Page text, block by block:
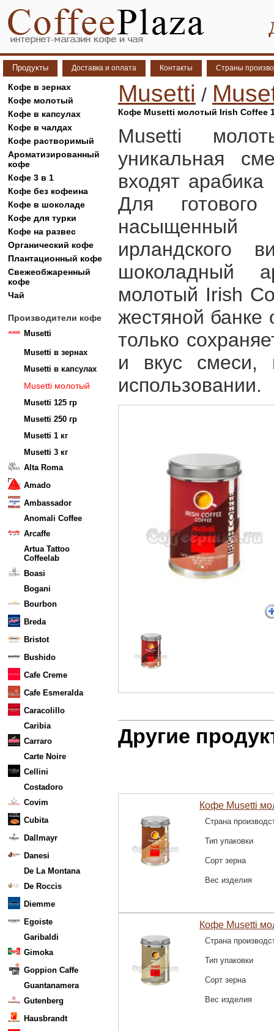
Продукты Доставка и оплата Контакты Страны
Кофе в зернах
Кофе молотый
Кофе в капсулах
Кофе в чалдах
Кофе растворимый
Ароматизированный
кофе
Кофе 3 в 1
Кофе без кофеина
Кофе в шоколаде
Кофе для турки
Кофе на развес
Органический кофе
Плантационный кофе
Свежеобжаренный
кофе
Чай
Производители кофе
Musetti
Musetti в зернах
Musetti в капсулах
Musetti молотый
Musetti 125 гр
Musetti 250 гр
Musetti 1 кг
Musetti 3 кг
Alta Roma
Amado
Ambassador
Anomali Coffee
Arcaffe
Artua Tattoo
Coffeelab
Boasi
Bogani
Bourbon
Breda
Bristot
Bushido
Cafe Creme
Cafe Esmeralda
Caracolillo
Caribia
Carraro
Carte Noire
Cellini
Costadoro
Covim
Cubita
Dallmayr
Danesi
De La Montana
De Roccis
Diemme
Egoiste
Garibaldi
Gimoka
Goppion Caffe
Guantanamera
Gutenberg
Hausbrandt
Musetti /
Кофе Musetti молотый Irish Coffee
Musetti
уникальная
входят
Для готового
ирландского
шоколадный
молотый Irish
жестяной
только
и вкус
использовании.
Другие
Кофе Musetti
Страна
Тип упаковки
Сорт зерна
Вес изделия
Кофе Musetti
Страна
Тип упаковки
Сорт зерна
Вес изделия